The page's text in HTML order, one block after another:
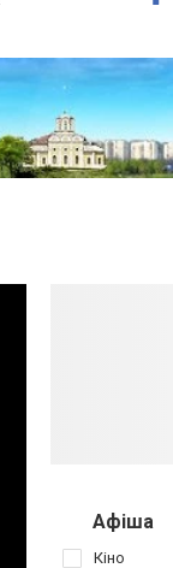
Афіша
Кіно